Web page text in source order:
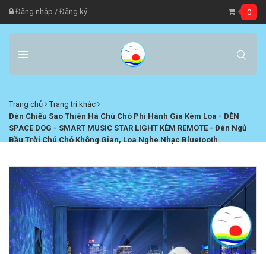
Đăng nhập / Đăng ký 0
Trang chủ
Trang trí khác
Đèn Chiếu Sao Thiên Hà Chú Chó Phi Hành Gia Kèm Loa - ĐÈN
SPACE DOG - SMART MUSIC STAR LIGHT KÈM REMOTE - Đèn Ngủ
Bầu Trời Chú Chó Không Gian, Loa Nghe Nhạc Bluetooth